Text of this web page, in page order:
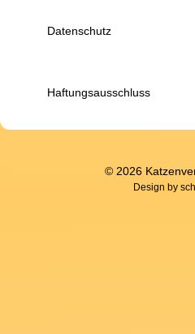
Datenschutz
Haftungsausschluss
© 2026
Design by